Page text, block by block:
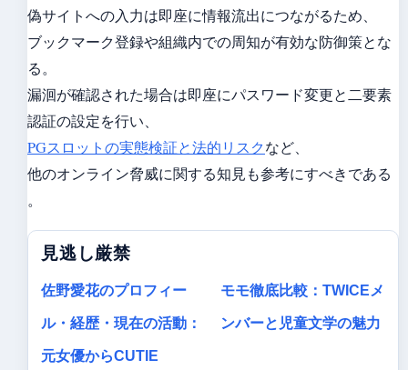
偽サイトへの入力は即座に情報流出につながるため、
ブックマーク登録や組織内での周知が有効な防御策とな
る。
漏洄が確認された場合は即座にパスワード変更と二要素
認証の設定を行い、
PGスロットの実態検証と法的リスクなど、
他のオンライン脅威に関する知見も参考にすべきである
。
見逃し厳禁
佐野愛花のプロフィー
ル・経歴・現在の活動：
元女優からCUTIE
モモ徹底比較：TWICEメ
ンバーと児童文学の魅力